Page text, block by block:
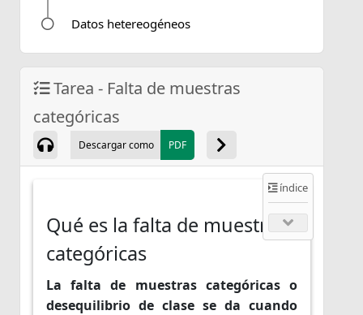
Datos hetereogéneos
Tarea - Falta de muestras
categóricas
Descargar como PDF
índice
Qué es la falta de muestras
categóricas
La falta de muestras categóricas o
desequilibrio de clase se da cuando